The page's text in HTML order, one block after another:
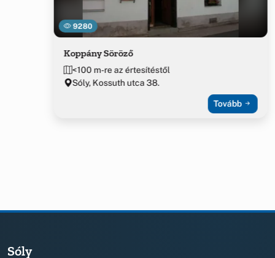
9280
Koppány Söröző
<100 m-re az értesítéstől
Sóly, Kossuth utca 38.
Tovább
Sóly